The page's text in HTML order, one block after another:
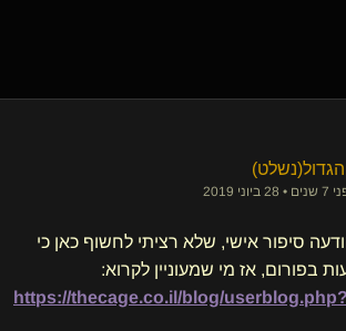
הגדול​(נשלט)
ביוני 2019
סיפור אישי, שלא רציתי לחשוף כאן כי
בפורום, אז מי שמעוניין לקרוא:
https://thecage.co.il/blog/